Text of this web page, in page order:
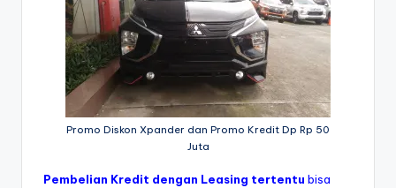
Promo Diskon Xpander dan Promo Kredit Dp Rp 50
Juta
Pembelian Kredit dengan Leasing tertentu bisa